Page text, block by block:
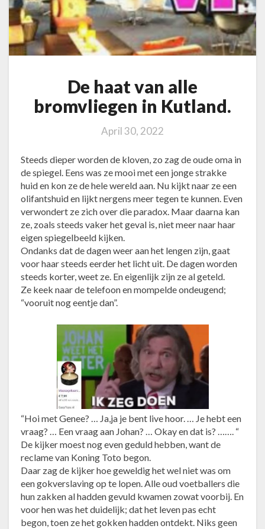
e
b
r
o
m
i
n
K
u
t
l
a
n
d
.
De haat van alle
bromvliegen in Kutland.
April 30, 2022
Steeds dieper worden de kloven, zo zag de oude oma in
de spiegel. Eens was ze mooi met een jonge strakke
huid en kon ze de hele wereld aan. Nu kijkt naar ze een
olifantshuid en lijkt nergens meer tegen te kunnen. Even
verwondert ze zich over die paradox. Maar daarna kan
ze, zoals steeds vaker het geval is, niet meer naar haar
eigen spiegelbeeld kijken.
Ondanks dat de dagen weer aan het lengen zijn, gaat
voor haar steeds eerder het licht uit. De dagen worden
steeds korter, weet ze. En eigenlijk zijn ze al geteld.
Ze keek naar de telefoon en mompelde ondeugend;
“vooruit nog eentje dan”.
“Hoi met Genee? … Ja,ja je bent live hoor. … Je hebt een
vraag? … Een vraag aan Johan? … Okay en dat is? ……. “
De kijker moest nog even geduld hebben, want de
reclame van Koning Toto begon.
Daar zag de kijker hoe geweldig het wel niet was om
een gokverslaving op te lopen. Alle oud voetballers die
hun zakken al hadden gevuld kwamen zowat voorbij. En
voor hen was het duidelijk; dat het leven pas echt
begon, toen ze het gokken hadden ontdekt. Niks geen